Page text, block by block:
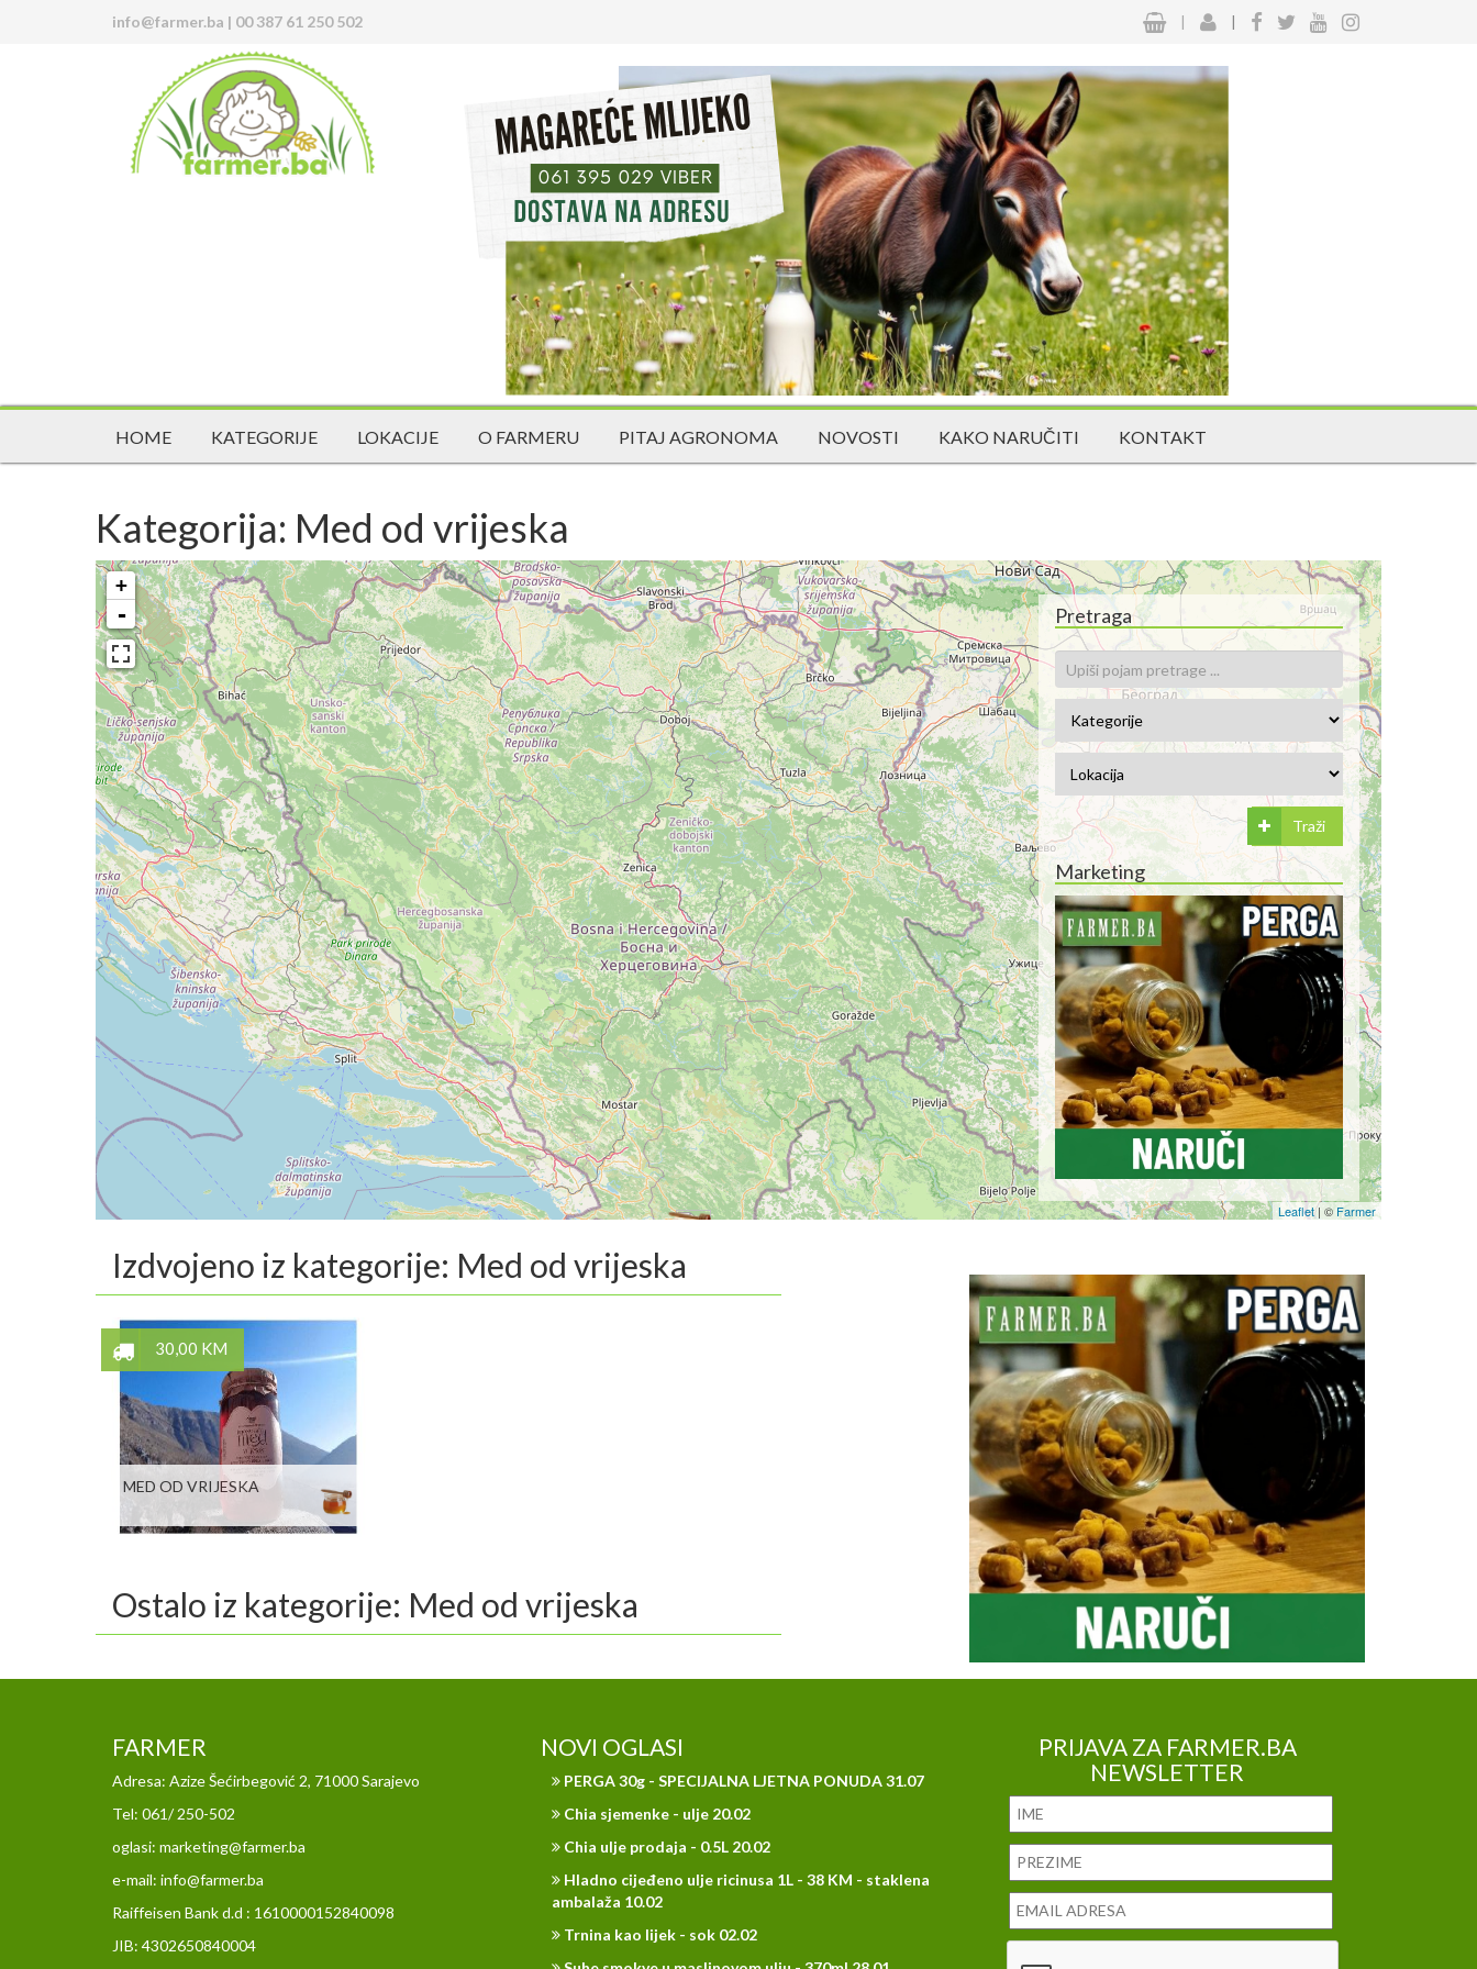
info@farmer.ba | 00 387 61 250 502 | |
HOME KATEGORIJE LOKACIJE O FARMERU PITAJ AGRONOMA NOVOSTI KAKO NARUČITI KONTAKT
Kategorija: Med od vrijeska
+
-
Leaflet| ©Farmer
Pretraga
Traži
Marketing
Izdvojeno iz kategorije: Med od vrijeska
30,00 KM
MED OD VRIJESKA
Ostalo iz kategorije: Med od vrijeska
FARMER
Adresa: Azize Šećirbegović 2, 71000 Sarajevo
Tel: 061/ 250-502
oglasi: marketing@farmer.ba
e-mail: info@farmer.ba
Raiffeisen Bank d.d : 1610000152840098
JIB: 4302650840004
NOVI OGLASI
PERGA 30g - SPECIJALNA LJETNA PONUDA 31.07
Chia sjemenke - ulje 20.02
Chia ulje prodaja - 0.5L 20.02
Hladno cijeđeno ulje ricinusa 1L - 38 KM - staklena
ambalaža 10.02
Trnina kao lijek - sok 02.02
PRIJAVA ZA FARMER.BA
NEWSLETTER